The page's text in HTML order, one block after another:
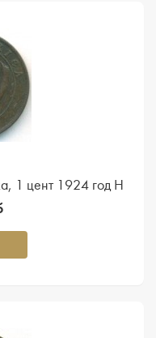
1 цент 1924 год H